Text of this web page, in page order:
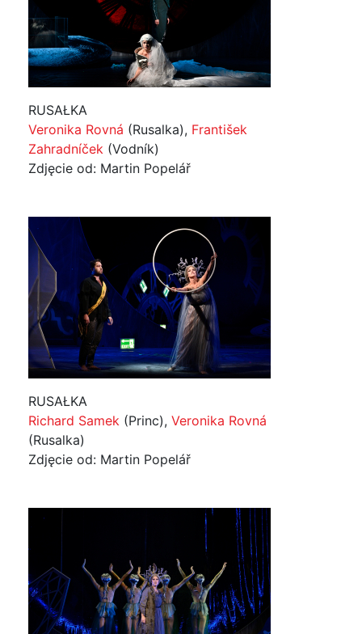
RUSAŁKA
Veronika Rovná (Rusalka), František
Zahradníček (Vodník)
Zdjęcie od: Martin Popelář
RUSAŁKA
Richard Samek (Princ), Veronika Rovná
(Rusalka)
Zdjęcie od: Martin Popelář